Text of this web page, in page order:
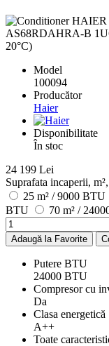
Model
100094
Producător
Haier
Disponibilitate
În stoc
24 199 Lei
Suprafata incaperii,
25 m² / 9000 BTU
BTU
70 m² /
Adaugă la Favorite
Putere BTU
24000 BTU
Compresor cu
Da
Clasa energetică
A++
Toate